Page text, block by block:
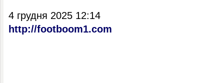
4 грудня 2025 12:14
http://footboom1.com